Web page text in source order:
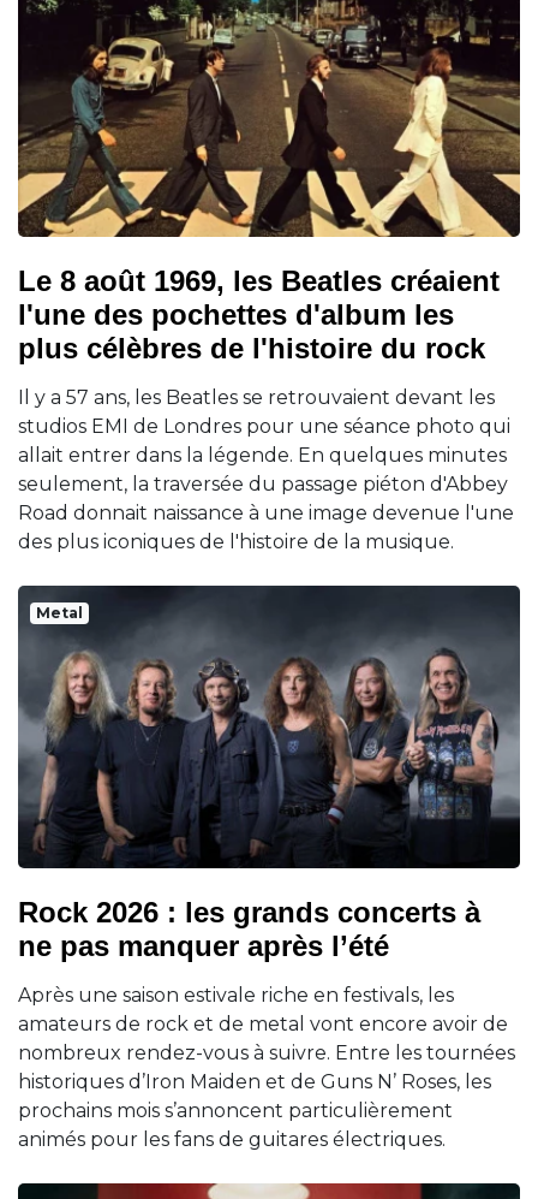
Le 8 août 1969, les Beatles créaient
l'une des pochettes d'album les
plus célèbres de l'histoire du rock
Il y a 57 ans, les Beatles se retrouvaient devant les
studios EMI de Londres pour une séance photo qui
allait entrer dans la légende. En quelques minutes
seulement, la traversée du passage piéton d'Abbey
Road donnait naissance à une image devenue l'une
des plus iconiques de l'histoire de la musique.
Metal
Rock 2026 : les grands concerts à
ne pas manquer après l’été
Après une saison estivale riche en festivals, les
amateurs de rock et de metal vont encore avoir de
nombreux rendez-vous à suivre. Entre les tournées
historiques d’Iron Maiden et de Guns N’ Roses, les
prochains mois s’annoncent particulièrement
animés pour les fans de guitares électriques.